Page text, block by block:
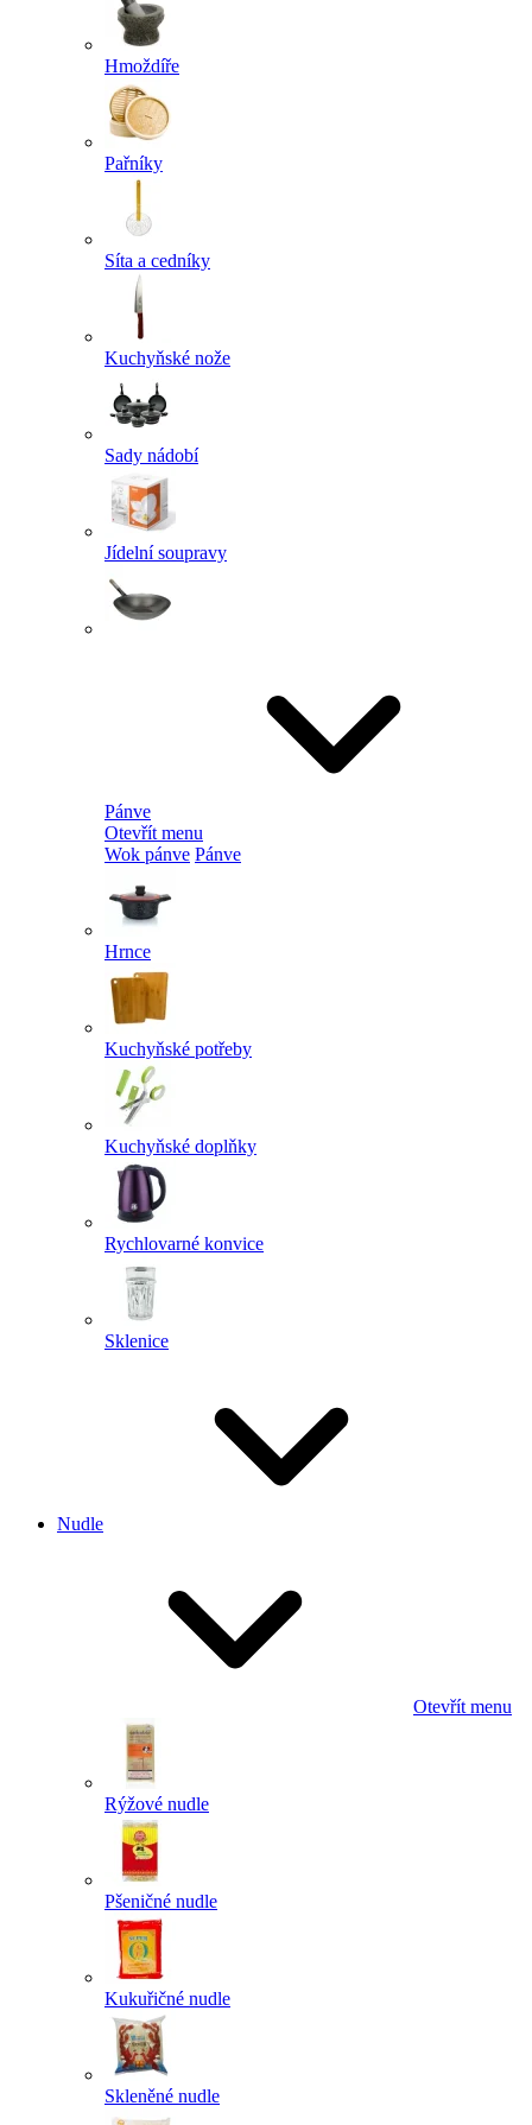
Hmoždíře
Pařníky
Síta a cedníky
Kuchyňské nože
Sady nádobí
Jídelní soupravy
Pánve
Otevřít menu
Wok pánve Pánve
Hrnce
Kuchyňské potřeby
Kuchyňské doplňky
Rychlovarné konvice
Sklenice
Nudle
Otevřít menu
Rýžové nudle
Pšeničné nudle
Kukuřičné nudle
Skleněné nudle